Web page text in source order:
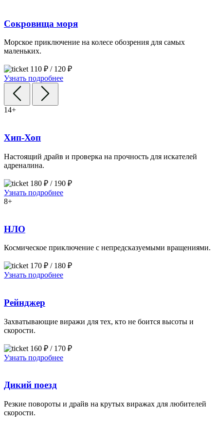
Сокровища моря
Морское приключение на колесе обозрения для самых
маленьких.
110 ₽ / 120 ₽
Узнать подробнее
14+
Хип-Хоп
Настоящий драйв и проверка на прочность для искателей
адреналина.
180 ₽ / 190 ₽
Узнать подробнее
8+
НЛО
Космическое приключение с непредсказуемыми вращениями.
170 ₽ / 180 ₽
Узнать подробнее
Рейнджер
Захватывающие виражи для тех, кто не боится высоты и
скорости.
160 ₽ / 170 ₽
Узнать подробнее
Дикий поезд
Резкие повороты и драйв на крутых виражах для любителей
скорости.